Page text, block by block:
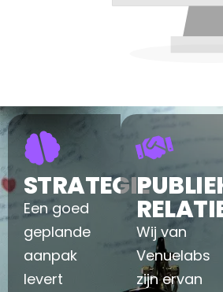
STRATEGIE
Een goed
geplande
aanpak
levert
Wij van
Venuelabs
zijn ervan